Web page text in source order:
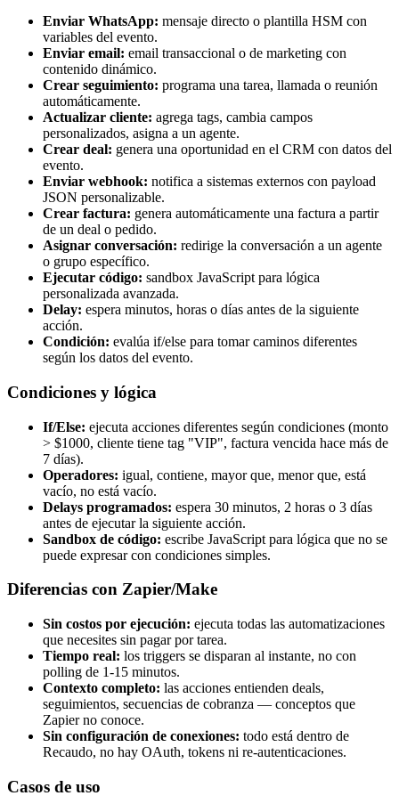
Enviar WhatsApp: mensaje directo o plantilla HSM con
variables del evento.
Enviar email: email transaccional o de marketing con
contenido dinámico.
Crear seguimiento: programa una tarea, llamada o reunión
automáticamente.
Actualizar cliente: agrega tags, cambia campos
personalizados, asigna a un agente.
Crear deal: genera una oportunidad en el CRM con datos del
evento.
Enviar webhook: notifica a sistemas externos con payload
JSON personalizable.
Crear factura: genera automáticamente una factura a partir
de un deal o pedido.
Asignar conversación: redirige la conversación a un agente
o grupo específico.
Ejecutar código: sandbox JavaScript para lógica
personalizada avanzada.
Delay: espera minutos, horas o días antes de la siguiente
acción.
Condición: evalúa if/else para tomar caminos diferentes
según los datos del evento.
Condiciones y lógica
If/Else: ejecuta acciones diferentes según condiciones (monto
> $1000, cliente tiene tag "VIP", factura vencida hace más de
7 días).
Operadores: igual, contiene, mayor que, menor que, está
vacío, no está vacío.
Delays programados: espera 30 minutos, 2 horas o 3 días
antes de ejecutar la siguiente acción.
Sandbox de código: escribe JavaScript para lógica que no se
puede expresar con condiciones simples.
Diferencias con Zapier/Make
Sin costos por ejecución: ejecuta todas las automatizaciones
que necesites sin pagar por tarea.
Tiempo real: los triggers se disparan al instante, no con
polling de 1-15 minutos.
Contexto completo: las acciones entienden deals,
seguimientos, secuencias de cobranza — conceptos que
Zapier no conoce.
Sin configuración de conexiones: todo está dentro de
Recaudo, no hay OAuth, tokens ni re-autenticaciones.
Casos de uso